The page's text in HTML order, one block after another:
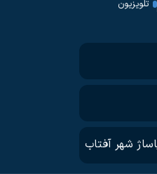
تلویزیون
شهر آفتاب